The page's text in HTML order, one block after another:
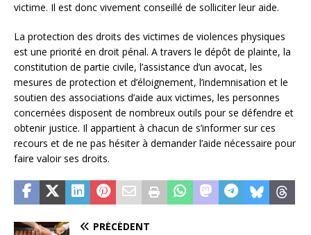
victime. Il est donc vivement conseillé de solliciter leur aide.
La protection des droits des victimes de violences physiques
est une priorité en droit pénal. A travers le dépôt de plainte, la
constitution de partie civile, l’assistance d’un avocat, les
mesures de protection et d’éloignement, l’indemnisation et le
soutien des associations d’aide aux victimes, les personnes
concernées disposent de nombreux outils pour se défendre et
obtenir justice. Il appartient à chacun de s’informer sur ces
recours et de ne pas hésiter à demander l’aide nécessaire pour
faire valoir ses droits.
PRÉCÉDENT